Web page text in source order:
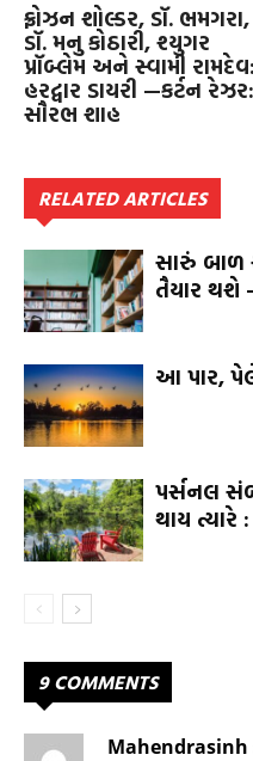
ફ્રોઝન શોલ્ડર, ડૉ. ભમગરા,
ડૉ. મનુ કોઠારી, શ્યુગર
પ્રૉબ્લેમ અને સ્વામી રામદેવ:
હરદ્વાર ડાયરી —કર્ટન રેઝર:
સૌરભ શાહ
RELATED ARTICLES
સારું બાળ
તૈયાર થશે
આ પાર,
પર્સનલ
થાય ત્યારે
9 COMMENTS